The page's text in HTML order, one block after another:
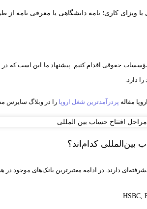
ویزای کاری؛ نامه دانشگاهی یا معرفی نامه از
حقوقی اقدام کنیم. پیشنهاد ما این است که
دارد.
مقاله پردرآمدترین شغل اروپا را در وبلاگ سایرس
بین‌المللی کدام‌اند؟
دارند. در ادامه معتبرترین بانک‌های موجود